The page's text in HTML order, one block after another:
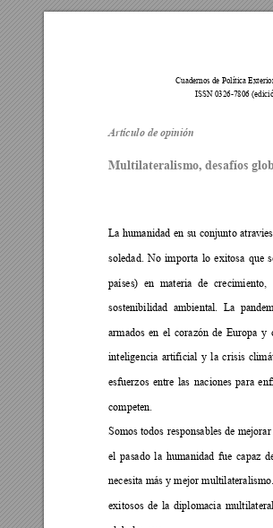
Cuadernos de Política
ISSN 0326-7806
Artículo de opinión
Multilateralismo, desafíos
La humanidad en su conjunto
soledad. No importa lo exitosa que
países) en materia de crecimiento,
sostenibilidad ambiental. La
armados en el corazón de Europa y
inteligencia artificial y la crisis
esfuerzos entre las naciones para
competen.
Somos todos responsables de mejorar
el pasado la humanidad fue capaz
necesita más y mejor
exitosos de la diplomacia